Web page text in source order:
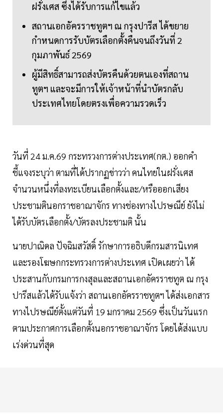
ฝรั่งเศส ซึ่งได้รับการแก้ไขแล้ว
สถานเอกอัครราชทูตฯ ณ กรุงปารีส ได้ขยาย
กำหนดการรับบัตรเลือกตั้งคืนจนถึงวันที่ 2
กุมภาพันธ์ 2569
ผู้มีสิทธิ์สามารถส่งบัตรคืนด้วยตนเองที่สถาน
ทูตฯ และจะมีการให้เจ้าหน้าที่นำบัตรกลับ
ประเทศไทยโดยตรงเพื่อความรวดเร็ว
วันที่ 24 ม.ค.69 กระทรวงการต่างประเทศ(กต.) ออกคำ
ชี้แจงระบุว่า ตามที่ได้ปรากฏข่าวว่า คนไทยในฝรั่งเศส
จำนวนหนึ่งที่ลงทะเบียนเลือกตั้งและ/หรือออกเสียง
ประชามตินอกราชอาณาจักร ทางช่องทางไปรษณีย์ ยังไม่
ได้รับบัตรเลือกตั้ง/บัตรลงประชามติ นั้น
นายปาณิดล ปัจฉิมสวัสดิ์ รักษาการอธิบดีกรมสารนิเทศ
และรองโฆษกกระทรวงการต่างประเทศ เปิดเผยว่า ได้
ประสานกับกรมการกงสุลและสถานเอกอัครราชทูต ณ กรุง
ปารีสแล้วได้รับแจ้งว่า สถานเอกอัครราชทูตฯ ได้ส่งเอกสาร
ทางไปรษณีย์ตั้งแต่วันที่ 19 มกราคม 2569 ซึ่งเป็นวันแรก
ตามประกาศการเลือกตั้งนอกราชอาณาจักร โดยได้ส่งแบบ
เร่งด่วนที่สุด